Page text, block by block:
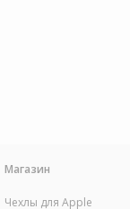
Магазин
Чехлы для Apple